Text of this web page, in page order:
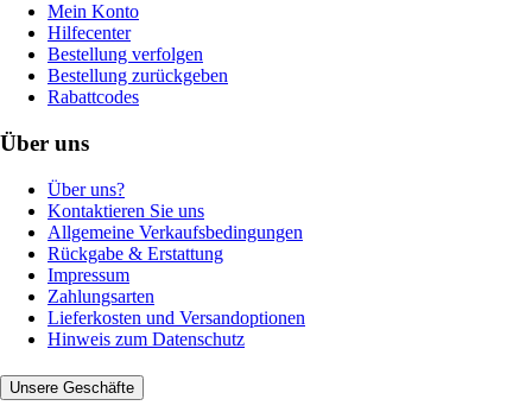
Mein Konto
Hilfecenter
Bestellung verfolgen
Bestellung zurückgeben
Rabattcodes
Über uns
Über uns?
Kontaktieren Sie uns
Allgemeine Verkaufsbedingungen
Rückgabe & Erstattung
Impressum
Zahlungsarten
Lieferkosten und Versandoptionen
Hinweis zum Datenschutz
Unsere Geschäfte